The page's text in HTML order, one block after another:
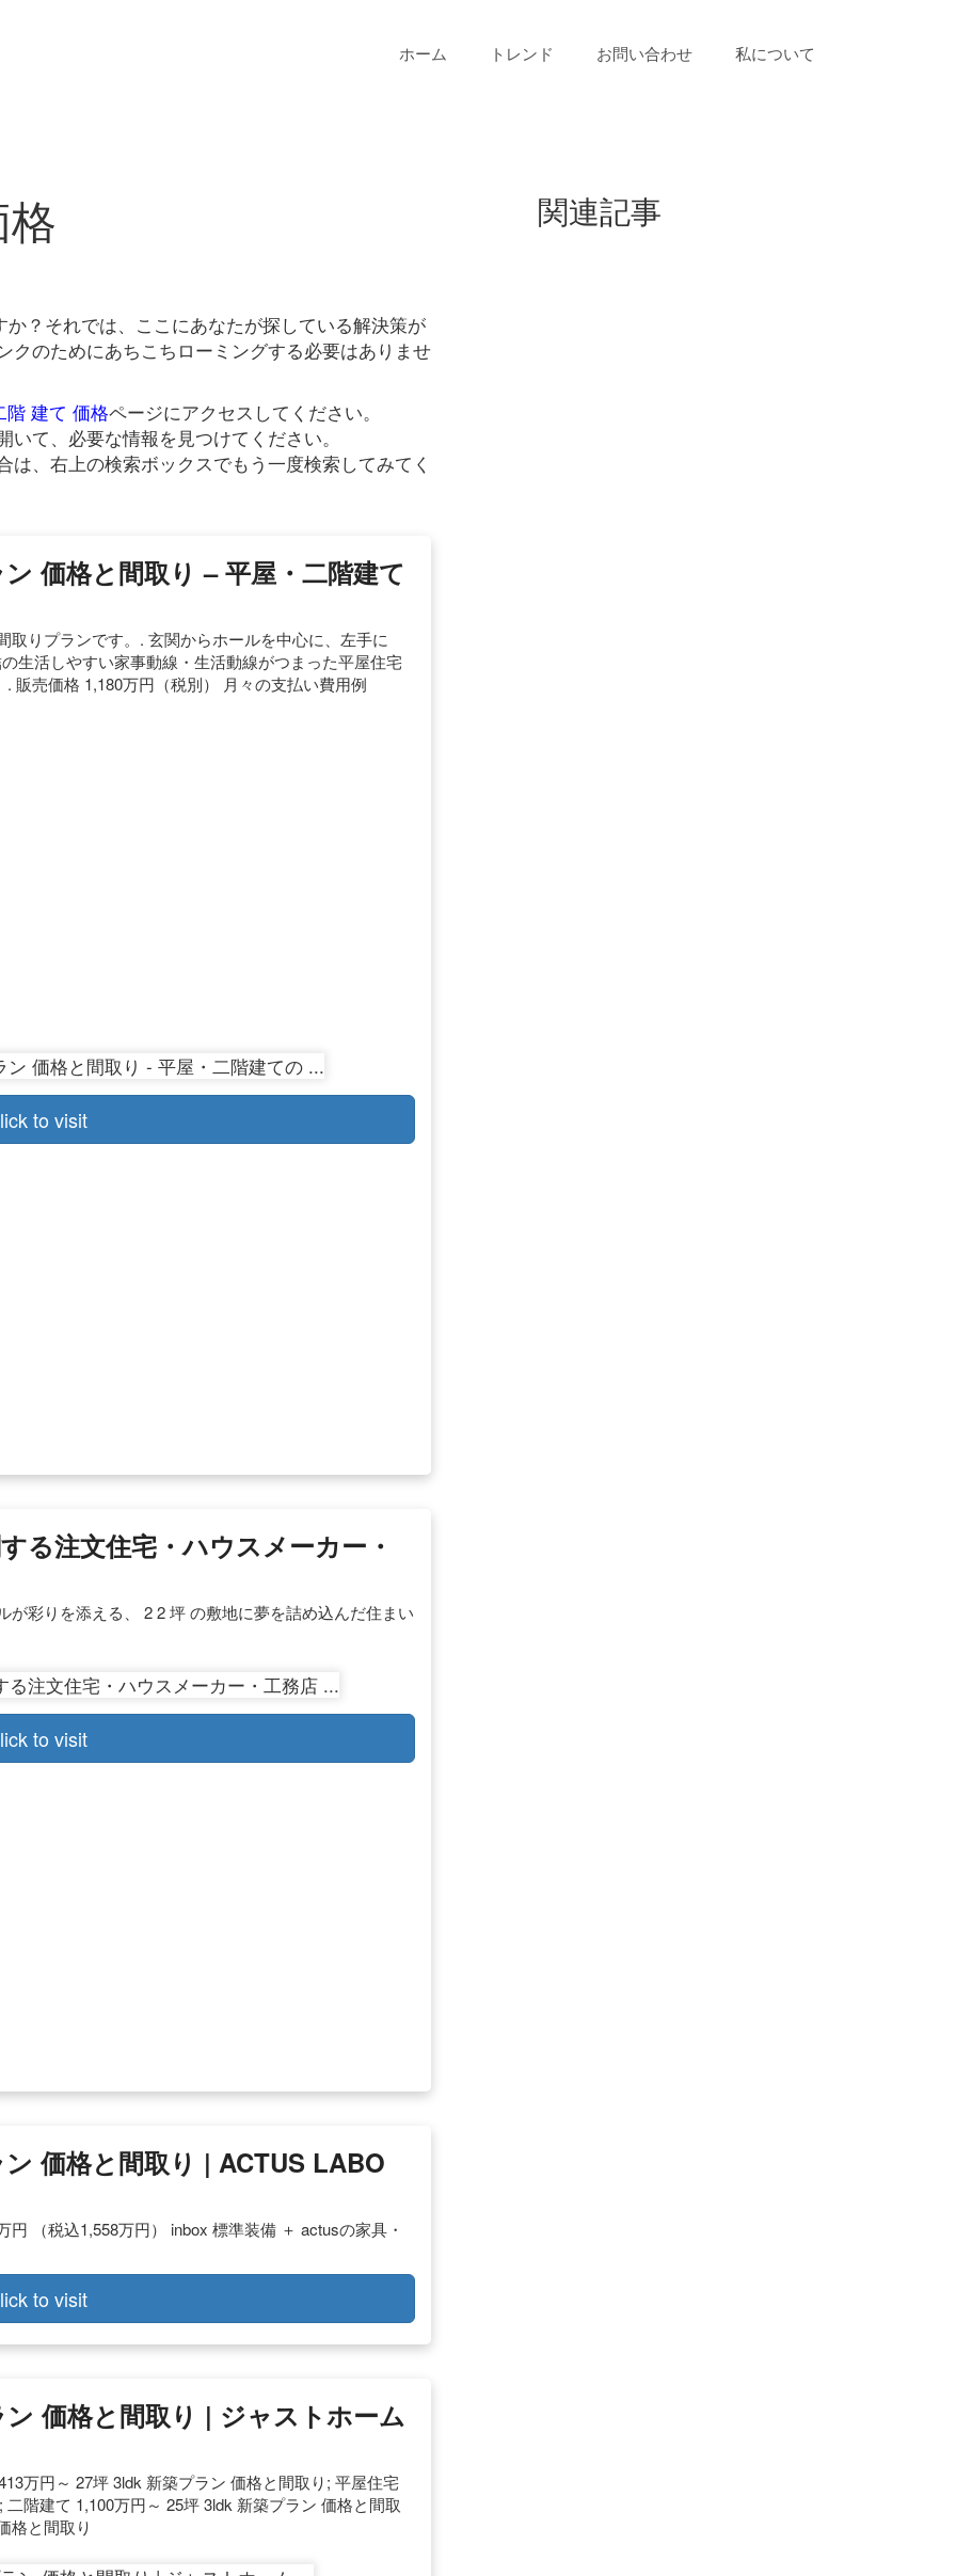
ホーム トレンド お問い合わせ 私について
？それでは、ここにあなたが探している解決策が
クのためにあちこちローミングする必要はありませ
階 建て 価格ページにアクセスしてください。
て、必要な情報を見つけてください。
は、右上の検索ボックスでもう一度検索してみてく
価格と間取り – 平屋・二階建て
りプランです。. 玄関からホールを中心に、左手に
生活しやすい家事動線・生活動線がつまった平屋住宅
販売価格 1,180万円（税別） 月々の支払い費用例
to visit
る注文住宅・ハウスメーカー・
彩りを添える、 2 2 坪 の敷地に夢を詰め込んだ住まい
to visit
価格と間取り | ACTUS LABO
（税込1,558万円） inbox 標準装備 ＋ actusの家具・
to visit
価格と間取り | ジャストホーム
万円～ 27坪 3ldk 新築プラン 価格と間取り; 平屋住宅
階建て 1,100万円～ 25坪 3ldk 新築プラン 価格と間取
格と間取り
関連記事